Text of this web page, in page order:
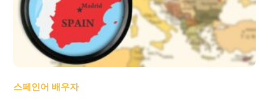
스페인어 배우자